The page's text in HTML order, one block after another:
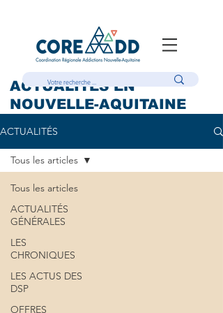
ACTUALITÉS EN
NOUVELLE-AQUITAINE
ACTUALITÉS
Tous les articles
ACTUALITÉS
GÉNÉRALES
LES
CHRONIQUES
LES ACTUS DES
DSP
OFFRES
Tous les articles